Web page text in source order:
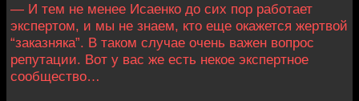
— И тем не менее Исаенко до сих пор работает
экспертом, и мы не знаем, кто еще окажется жертвой
“заказняка”. В таком случае очень важен вопрос
репутации. Вот у вас же есть некое экспертное
сообщество…